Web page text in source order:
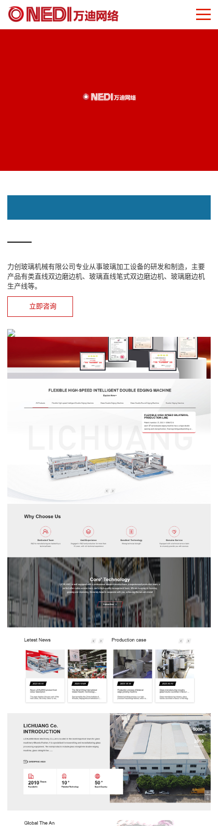
力创玻璃机械有限公司专业从事玻璃加工设备的研发和制造，主要
产品有类直线双边磨边机、玻璃直线笔式双边磨边机、玻璃磨边机
生产线等。
立即咨询